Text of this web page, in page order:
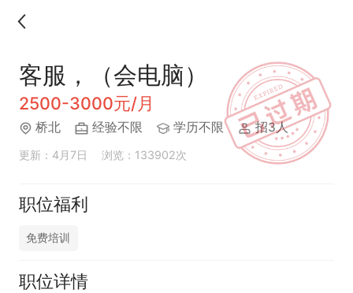
客服，（会电脑）
2500-3000元/月
桥北 经验不限 学历不限 招3人
更新：4月7日 浏览：133902次
职位福利
免费培训
职位详情